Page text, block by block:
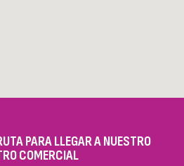
PARA LLEGAR A NUESTRO
COMERCIAL